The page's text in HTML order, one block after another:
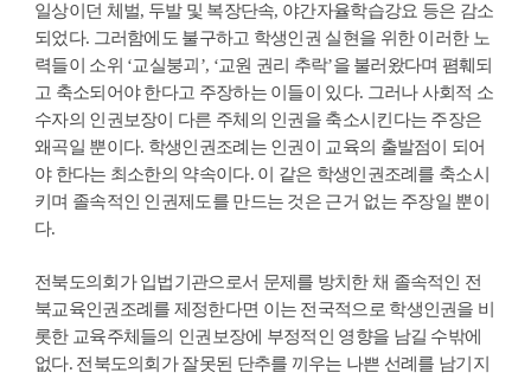
일상이던 체벌, 두발 및 복장단속, 야간자율학습강요 등은 감소
되었다. 그러함에도 불구하고 학생인권 실현을 위한 이러한 노
력들이 소위 ‘교실붕괴’, ‘교원 권리 추락’을 불러왔다며 폄훼되
고 축소되어야 한다고 주장하는 이들이 있다. 그러나 사회적 소
수자의 인권보장이 다른 주체의 인권을 축소시킨다는 주장은
왜곡일 뿐이다. 학생인권조례는 인권이 교육의 출발점이 되어
야 한다는 최소한의 약속이다. 이 같은 학생인권조례를 축소시
키며 졸속적인 인권제도를 만드는 것은 근거 없는 주장일 뿐이
다.
전북도의회가 입법기관으로서 문제를 방치한 채 졸속적인 전
북교육인권조례를 제정한다면 이는 전국적으로 학생인권을 비
롯한 교육주체들의 인권보장에 부정적인 영향을 남길 수밖에
없다. 전북도의회가 잘못된 단추를 끼우는 나쁜 선례를 남기지